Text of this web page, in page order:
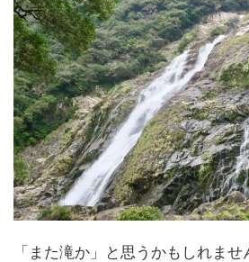
「また滝か」と思うかもしれま